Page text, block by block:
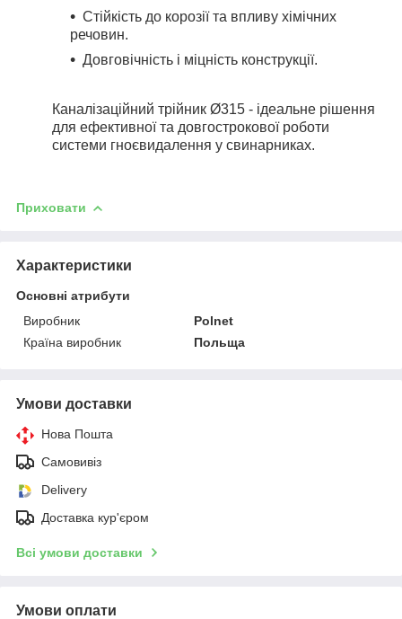
Стійкість до корозії та впливу хімічних
речовин.
Довговічність і міцність конструкції.
Каналізаційний трійник Ø315 - ідеальне рішення
для ефективної та довгострокової роботи
системи гноєвидалення у свинарниках.
Приховати
Характеристики
Основні атрибути
Виробник
Polnet
Країна виробник
Польща
Умови доставки
Нова Пошта
Самовивіз
Delivery
Доставка кур'єром
Всі умови доставки
Умови оплати